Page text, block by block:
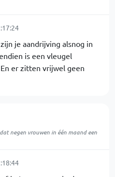
je aandrijving alsnog in
is een vleugel
er zitten vrijwel geen
negen vrouwen in één maand een